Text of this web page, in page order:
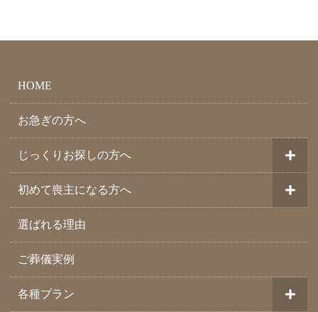
HOME
お急ぎの方へ
じっくりお探しの方へ
初めて喪主になる方へ
選ばれる理由
ご葬儀実例
各種プラン